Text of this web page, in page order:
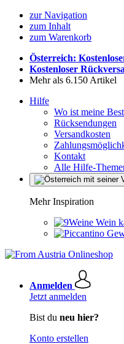
zur Navigation
zum Inhalt
zum Warenkorb
Österreich:
Kostenloser
Mehr als 6.150 Artikel
Hilfe
Wo ist meine
Rücksendungen
Versandkosten
Kontakt
Alle Hilfe-
Mehr Inspiration
Wein
Anmelden
Jetzt anmelden
Bist du neu hier?
Konto erstellen